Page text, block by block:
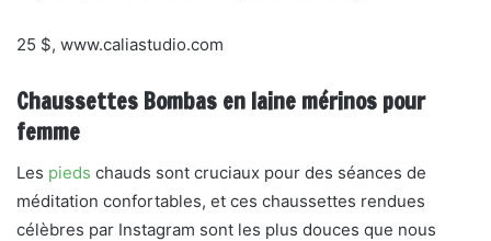
25 $, www.caliastudio.com
Chaussettes Bombas en laine mérinos pour
femme
Les pieds chauds sont cruciaux pour des séances de
méditation confortables, et ces chaussettes rendues
célèbres par Instagram sont les plus douces que nous